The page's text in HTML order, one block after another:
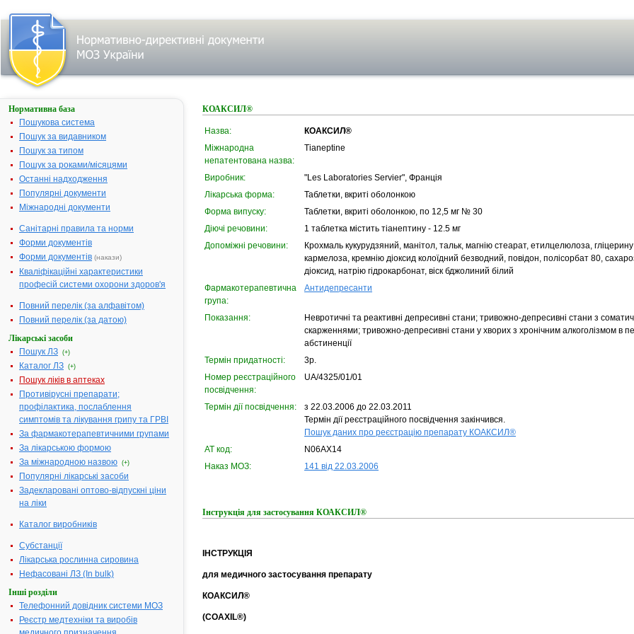
Нормативна база
Пошукова система
Пошук за видавником
Пошук за типом
Пошук за роками/місяцями
Останні надходження
Популярні документи
Міжнародні документи
Санітарні правила та норми
Форми документів
Форми документів (накази)
Кваліфікаційні характеристики
професій системи охорони здоров'я
Повний перелік (за алфавітом)
Повний перелік (за датою)
Лікарські засоби
Пошук ЛЗ (+)
Каталог ЛЗ (+)
Пошук ліків в аптеках
Противірусні препарати;
профілактика, послаблення
симптомів та лікування грипу та ГРВІ
За фармакотерапевтичними групами
За лікарською формою
За міжнародною назвою (+)
Популярні лікарські засоби
Задекларовані оптово-відпускні ціни
на ліки
Каталог виробників
Субстанції
Лікарська рослинна сировина
Нефасовані ЛЗ (In bulk)
Інші розділи
Телефонний довідник системи МОЗ
Реєстр медтехніки та виробів
КОАКСИЛ®
Назва:
КОАКСИЛ®
Міжнародна
непатентована назва:
Tianeptine
Виробник:
"Les Laboratories Servier", Франція
Лікарська форма:
Таблетки, вкриті оболонкою
Форма випуску:
Таблетки, вкриті оболонкою, по 12,5 мг № 30
Діючі речовини:
1 таблетка містить тіанептину - 12.5 мг
Допоміжні речовини:
Крохмаль кукурудзяний, манiтол, тальк, магнiю стеарат, етилцелюлоза,
кармелоза, кремнію діоксид колоїдний безводний, повідон, полісорбат 80,
діоксид, натрію гідрокарбонат, віск бджолиний білий
Фармакотерапевтична
група:
Антидепресанти
Показання:
Невротичні та реактивні депресивні стани; тривожно-депресивні стани з
скарженнями; тривожно-депресивні стани у хворих з хронічним алкоголізмом в
абстиненції
Термін придатності:
3р.
Номер реєстраційного
посвідчення:
UA/4325/01/01
Термін дії посвідчення:
з 22.03.2006 до 22.03.2011
Термін дії реєстраційного посвідчення закінчився.
Пошук даних про реєстрацію препарату КОАКСИЛ®
АТ код:
N06AX14
Наказ МОЗ:
141 від 22.03.2006
Інструкція для застосування КОАКСИЛ®
ІНСТРУКЦІЯ
для медичного застосування препарату
КОАКСИЛ®
(COAXIL®)